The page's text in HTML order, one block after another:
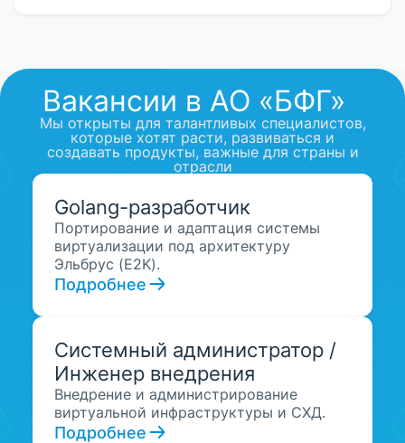
Вакансии в АО «БФГ»
Мы открыты для талантливых специалистов,
которые хотят расти, развиваться и
создавать продукты, важные для страны и
отрасли
Golang-разработчик
Портирование и адаптация системы
виртуализации под архитектуру
Эльбрус (E2K).
Подробнее
Системный администратор /
Инженер внедрения
Внедрение и администрирование
виртуальной инфраструктуры и СХД.
Подробнее